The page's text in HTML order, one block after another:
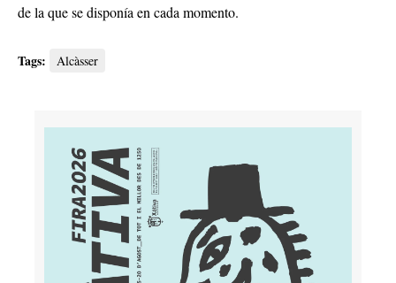
de la que se disponía en cada momento.
Tags: Alcàsser